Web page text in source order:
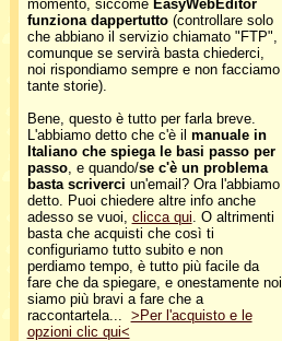
momento, siccome EasyWebEditor
funziona dappertutto(controllare solo
che abbiano il servizio chiamato "FTP",
comunque se servirà basta chiederci,
noi rispondiamo sempre e non facciamo
tante storie).
Bene, questo è tutto per farla breve.
L'abbiamo detto che c'è il manuale in
Italiano che spiega le basi passo per
passo, e quando/se c'è un problema
basta scriverci un'email? Ora l'abbiamo
detto. Puoi chiedere altre info anche
adesso se vuoi, clicca qui. O altrimenti
basta che acquisti che così ti
configuriamo tutto subito e non
perdiamo tempo, è tutto più facile da
fare che da spiegare, e onestamente noi
siamo più bravi a fare che a
raccontartela... >Per l'acquisto e le
opzioni clic qui<